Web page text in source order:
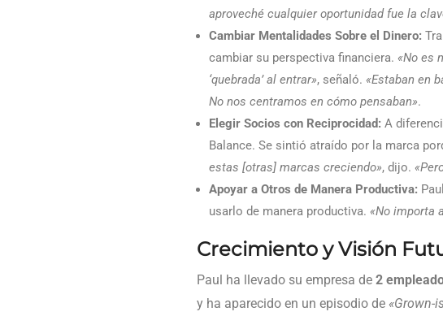
aproveché cualquier oportunidad fue la
Cambiar Mentalidades Sobre el Dinero:
cambiar su perspectiva financiera. «No es
‘quebrada’ al entrar», señaló. «Estaban en
No nos centramos en cómo pensaban».
Elegir Socios con Reciprocidad: A
Balance. Se sintió atraído por la marca
estas [otras] marcas creciendo», dijo.
Apoyar a Otros de Manera Productiva:
usarlo de manera productiva. «No importa
Crecimiento y Visión
Paul ha llevado su empresa de 2
y ha aparecido en un episodio de «Grown-